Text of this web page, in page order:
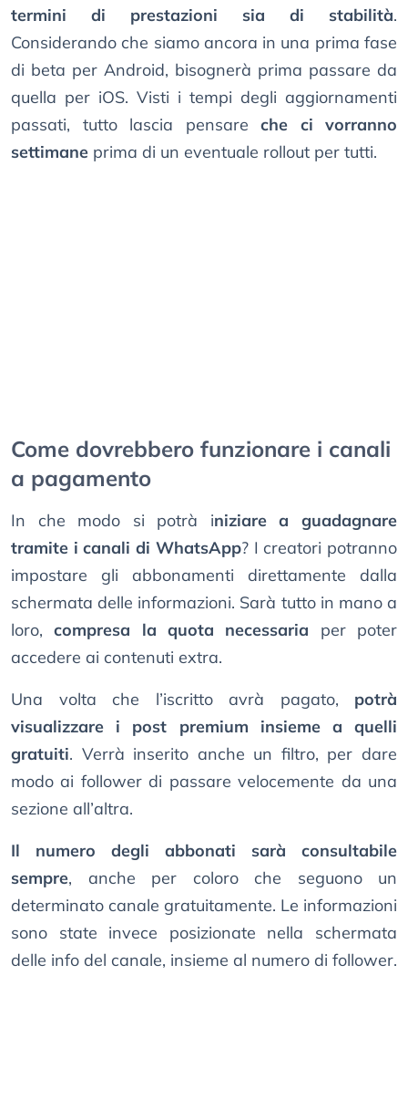
termini di prestazioni sia di stabilità.
Considerando che siamo ancora in una prima fase
di beta per Android, bisognerà prima passare da
quella per iOS. Visti i tempi degli aggiornamenti
passati, tutto lascia pensare che ci vorranno
settimane prima di un eventuale rollout per tutti.
Come dovrebbero funzionare i canali
a pagamento
In che modo si potrà iniziare a guadagnare
tramite i canali di WhatsApp? I creatori potranno
impostare gli abbonamenti direttamente dalla
schermata delle informazioni. Sarà tutto in mano a
loro,compresa la quota necessaria per poter
accedere ai contenuti extra.
Una volta che l’iscritto avrà pagato, potrà
visualizzare i post premium insieme a quelli
gratuiti. Verrà inserito anche un filtro, per dare
modo ai follower di passare velocemente da una
sezione all’altra.
Il numero degli abbonati sarà consultabile
sempre, anche per coloro che seguono un
determinato canale gratuitamente. Le informazioni
sono state invece posizionate nella schermata
delle info del canale, insieme al numero di follower.